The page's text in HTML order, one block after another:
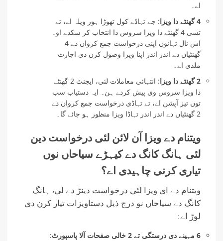
اے۔
4 گھنٹے دا ویزا
: جے تہاڈے کول تھوڑا ہور ویلہ اے، تے
تسی 4 گھنٹے دا ویزا سروس دا انتخاب کر سکدے او۔
اس نال تہانوں اپنی درخواست جمع کروان دے 4
گھنٹیاں دے اندر اندر اپنا ویزا وصول کرن دی اجازت
ملدی اے۔
2 گھنٹے دا ویزا
: انتہائی معاملات لئی، ایجنٹ 2 گھنٹے
دا ویزا سروس وی پیش کردے ہن۔ ایہ دستیاب سب
توں تیز آپشن اے، تے تہاڈی درخواست جمع کروان دے
2 گھنٹیاں دے اندر اندر تہاڈا ویزا منظور ہو جائے گا۔
ویتنام دے ویزا آن لائن لئی درخواست دین
لئی ہانگ کانگ دے کیہڑے سیاحاں نوں
تیاری کرنی چاہیدی اے؟
ویتنام دے ای ویزا لئی درخواست دینڑ دے لی، ہانگ
کانگ دے سیاحاں نو درج ذیل دستاویزات تیار کرن دی
لوڑ اے:
6 مہینے دی درستگی تے 2 خالی صفحات آلا پاسپورٹ
: